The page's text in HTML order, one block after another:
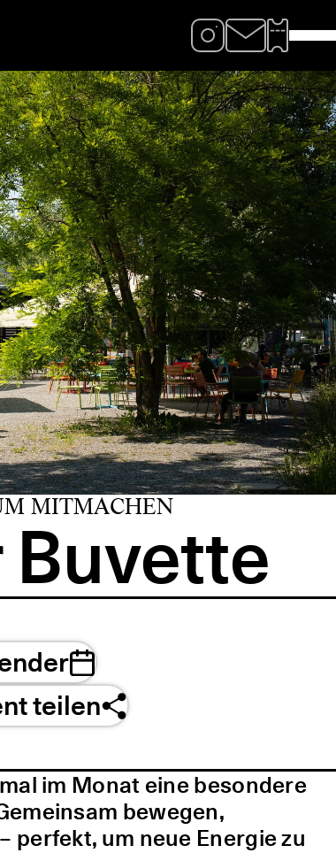
MITMACHEN
Buvette
teilen
im Monat eine besondere
bewegen,
um neue Energie zu